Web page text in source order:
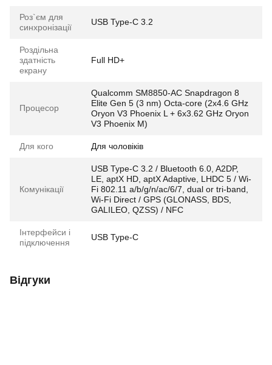
Роз`єм для
синхронізації
USB Type-C 3.2
Роздільна
здатність
екрану
Full HD+
Процесор
Qualcomm SM8850-AC Snapdragon 8
Elite Gen 5 (3 nm) Octa-core (2x4.6 GHz
Oryon V3 Phoenix L + 6x3.62 GHz Oryon
V3 Phoenix M)
Для кого Для чоловіків
Комунікації
USB Type-C 3.2 / Bluetooth 6.0, A2DP,
LE, aptX HD, aptX Adaptive, LHDC 5 / Wi-
Fi 802.11 a/b/g/n/ac/6/7, dual or tri-band,
Wi-Fi Direct / GPS (GLONASS, BDS,
GALILEO, QZSS) / NFC
Інтерфейси і
підключення
USB Type-C
Відгуки